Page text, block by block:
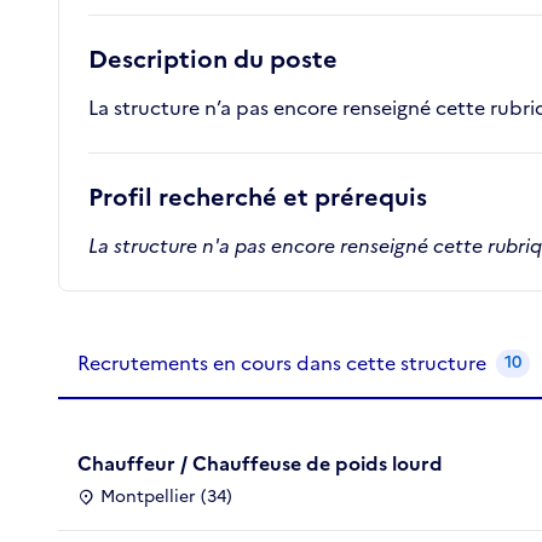
Description du poste
La structure n’a pas encore renseigné cette
Profil recherché et prérequis
La structure n'a pas encore renseigné cette
Recrutements de la structure
Recrutements en cours dans cette structure 10
Chauffeur / Chauffeuse de poids lourd
Montpellier (34)